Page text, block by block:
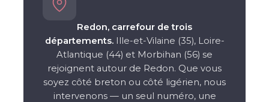
Redon, carrefour de trois
départements.Ille-et-Vilaine (35), Loire-
Atlantique (44) et Morbihan (56) se
rejoignent autour de Redon. Que vous
soyez côté breton ou côté ligérien, nous
intervenons — un seul numéro, une